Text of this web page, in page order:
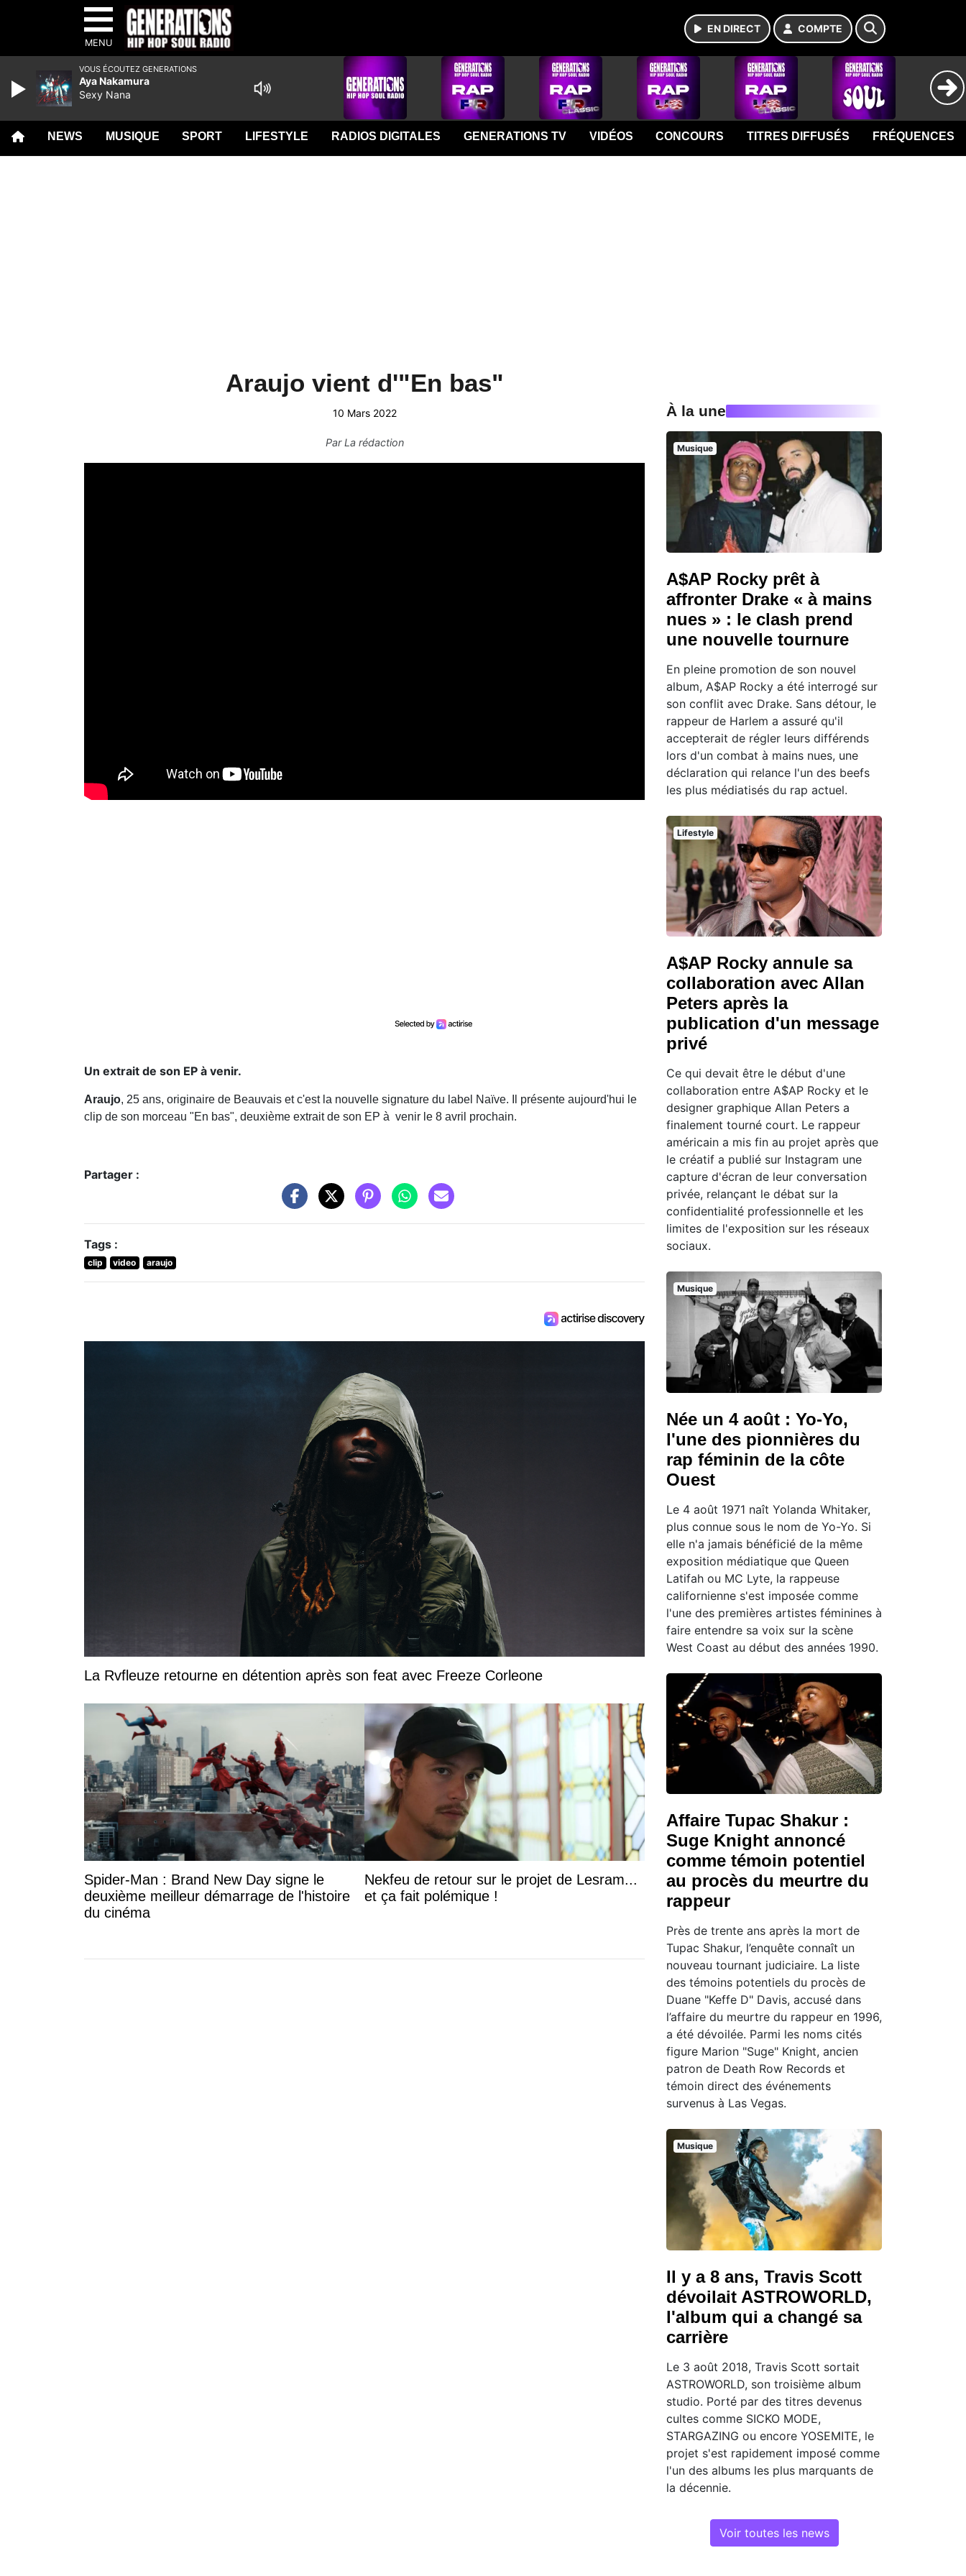
MENU
EN DIRECT COMPTE
NEWS MUSIQUE SPORT LIFESTYLE RADIOS DIGITALES GENERATIONS TV VIDÉOS CONCOURS TITRES DIFFUSÉS FRÉQUENCES
Araujo vient d'"En bas"
10 Mars 2022
ParLa rédaction
Un extrait de son EP à venir.
Araujo, 25 ans, originaire de Beauvais et c'est la nouvelle signature du label Naïve. Il présente aujourd'hui le
clip de son morceau "En bas", deuxième extrait de son EP à venir le 8 avril prochain.
Partager :
Tags :
clip video araujo
La Rvfleuze retourne en détention après son feat avec Freeze Corleone
Spider-Man : Brand New Day signe le
deuxième meilleur démarrage de l'histoire
du cinéma
Nekfeu de retour sur le projet de Lesram...
et ça fait polémique !
À la une
Musique
A$AP Rocky prêt à
affronter Drake « à mains
nues » : le clash prend
une nouvelle tournure
En pleine promotion de son nouvel
album, A$AP Rocky a été interrogé sur
son conflit avec Drake. Sans détour, le
rappeur de Harlem a assuré qu'il
accepterait de régler leurs différends
lors d'un combat à mains nues, une
déclaration qui relance l'un des beefs
les plus médiatisés du rap actuel.
Lifestyle
A$AP Rocky annule sa
collaboration avec Allan
Peters après la
publication d'un message
privé
Ce qui devait être le début d'une
collaboration entre A$AP Rocky et le
designer graphique Allan Peters a
finalement tourné court. Le rappeur
américain a mis fin au projet après que
le créatif a publié sur Instagram une
capture d'écran de leur conversation
privée, relançant le débat sur la
confidentialité professionnelle et les
limites de l'exposition sur les réseaux
sociaux.
Musique
Née un 4 août : Yo-Yo,
l'une des pionnières du
rap féminin de la côte
Ouest
Le 4 août 1971 naît Yolanda Whitaker,
plus connue sous le nom de Yo-Yo. Si
elle n'a jamais bénéficié de la même
exposition médiatique que Queen
Latifah ou MC Lyte, la rappeuse
californienne s'est imposée comme
l'une des premières artistes féminines à
faire entendre sa voix sur la scène
West Coast au début des années 1990.
Affaire Tupac Shakur :
Suge Knight annoncé
comme témoin potentiel
au procès du meurtre du
rappeur
Près de trente ans après la mort de
Tupac Shakur, l’enquête connaît un
nouveau tournant judiciaire. La liste
des témoins potentiels du procès de
Duane "Keffe D" Davis, accusé dans
l’affaire du meurtre du rappeur en 1996,
a été dévoilée. Parmi les noms cités
figure Marion "Suge" Knight, ancien
patron de Death Row Records et
témoin direct des événements
survenus à Las Vegas.
Musique
Il y a 8 ans, Travis Scott
dévoilait ASTROWORLD,
l'album qui a changé sa
carrière
Le 3 août 2018, Travis Scott sortait
ASTROWORLD, son troisième album
studio. Porté par des titres devenus
cultes comme SICKO MODE,
STARGAZING ou encore YOSEMITE, le
projet s'est rapidement imposé comme
l'un des albums les plus marquants de
la décennie.
Voir toutes les news
VOUS ÉCOUTEZ GENERATIONS
Aya Nakamura
Sexy Nana